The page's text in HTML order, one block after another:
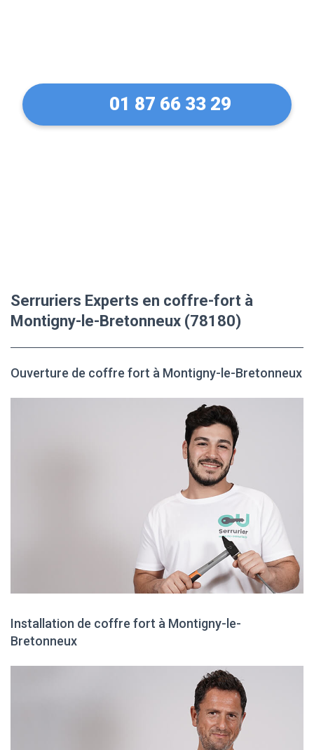
01 87 66 33 29
Serruriers Experts en coffre-fort à
Montigny-le-Bretonneux (78180)
Ouverture de coffre fort à Montigny-le-Bretonneux
Installation de coffre fort à Montigny-le-
Bretonneux